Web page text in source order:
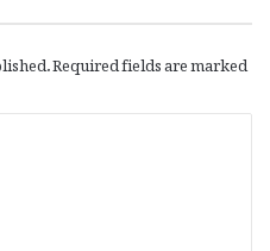
Required fields are marked